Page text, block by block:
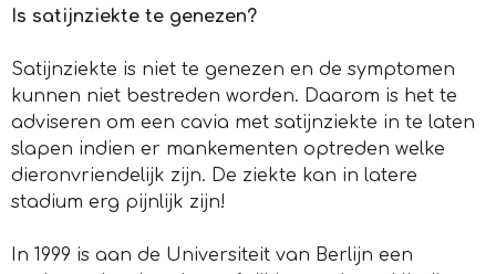
Is satijnziekte te genezen?
Satijnziekte is niet te genezen en de symptomen
kunnen niet bestreden worden. Daarom is het te
adviseren om een cavia met satijnziekte in te laten
slapen indien er mankementen optreden welke
dieronvriendelijk zijn. De ziekte kan in latere
stadium erg pijnlijk zijn!
In 1999 is aan de Universiteit van Berlijn een